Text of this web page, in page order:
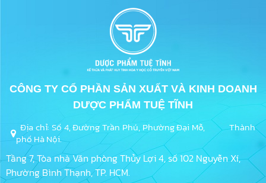
CÔNG TY CỔ PHẦN SẢN XUẤT VÀ KINH DOANH
DƯỢC PHẨM TUỆ TĨNH
Địa chỉ: Số 4, Đường Trần Phú, Phường Đại Mỗ, Thành
phố Hà Nội.
Tầng 7, Tòa nhà Văn phòng Thủy Lợi 4, số 102 Nguyễn Xí,
Phường Bình Thạnh, TP. HCM.